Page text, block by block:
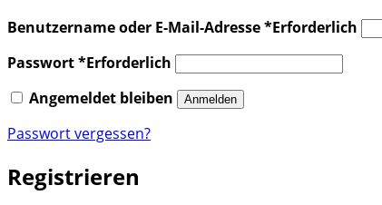
Benutzername oder E-Mail-Adresse*Erforderlich
Passwort*Erforderlich
Angemeldet bleiben
Anmelden
Passwort vergessen?
Registrieren